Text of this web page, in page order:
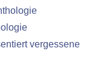
vergessene